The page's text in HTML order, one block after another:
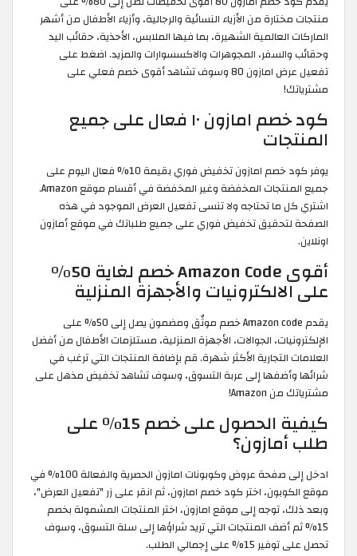
منتجات مختارة من الأزياء النسائية والرجالية، وأزياء الأطفال من أشهر
الماركات العالمية الشهيرة، بما فيها الملابس، الأحذية، حقائب اليد
وحقائب والسفر، المجوهرات والاكسسوارات والمزيد. اضغط على
تفعيل عرض امازون 80 وسوف تشاهد أقوى خصم فعلي على
مشترياتك!
كود خصم امازون ١٠ فعال على جميع
المنتجات
يوفر كود خصم امازون تخفيض فوري بقيمة 10% فعال اليوم على
جميع المنتجات المخفضة وغير المخفضة في أقسام موقع Amazon.
اشتري كل ما تحتاجه ولا تنسى تفعيل العرض الموجود في هذه
الصفحة لتحقيق تخفيض فوري على جميع طلباتك في موقع أمازون
اونلاين.
أقوى Amazon Code خصم لغاية 50%
على الالكترونيات والأجهزة المنزلية
يقدم Amazon code خصم موثّق ومضمون يصل إلى 50% على
الإلكترونيات، الجوالات، الأجهزة المنزلية، مستلزمات الأطفال من أفضل
العلامات التجارية الأكثر شهرة. قم بإضافة المنتجات التي ترغب في
شرائها وأضفها إلى عربة التسوق، وسوف تشاهد تخفيض مذهل على
مشترياتك من Amazon!
كيفية الحصول على خصم 15٪ على
طلب أمازون؟
ادخل إلى صفحة عروض وكوبونات امازون الحصرية والفعالة 100% في
موقع الكوبون، اختر كود خصم امازون، ثم انقر على زر "تفعيل العرض"،
وبعد ذلك، توجه إلى موقع امازون، اختر المنتجات المشمولة بخصم
15% ثم أضف المنتجات التي تريد شراؤها إلى سلة التسوق، وسوف
تحصل على توفير 15% على إجمالي الطلب.